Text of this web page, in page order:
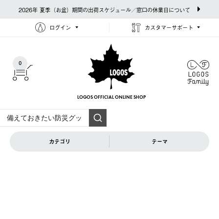
2026年 夏季（お盆）期間の出荷スケジュール／窓口の休業日について
ログイン カスタマーサポート
0
LOGOS OFFICIAL ONLINE SHOP
カテゴリ テーマ